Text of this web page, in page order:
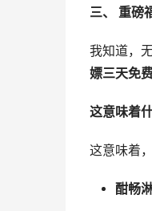
三、 重磅
我知道，
嫖三天免
这意味着什
这意味着
酣畅